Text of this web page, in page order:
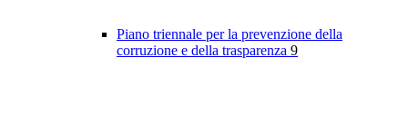
Piano triennale per la prevenzione della
corruzione e della trasparenza 9